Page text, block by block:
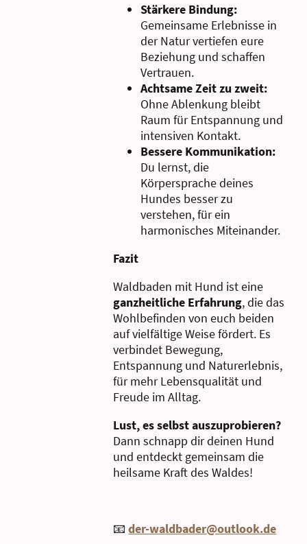
Stärkere Bindung:
Gemeinsame Erlebnisse in
der Natur vertiefen eure
Beziehung und schaffen
Vertrauen.
Achtsame Zeit zu zweit:
Ohne Ablenkung bleibt
Raum für Entspannung und
intensiven Kontakt.
Bessere Kommunikation:
Du lernst, die
Körpersprache deines
Hundes besser zu
verstehen,für ein
harmonisches Miteinander.
Fazit
Waldbaden mit Hund ist eine
ganzheitliche Erfahrung, die das
Wohlbefinden von euch beiden
auf vielfältige Weise fördert. Es
verbindet Bewegung,
Entspannung und Naturerlebnis,
für mehr Lebensqualität und
Freude im Alltag.
Lust, es selbst auszuprobieren?
Dann schnapp dir deinen Hund
und entdeckt gemeinsam die
heilsame Kraft des Waldes!
📧der-waldbader@outlook.de